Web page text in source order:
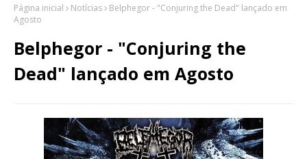
Página inicial Notícias
Belphegor - "Conjuring the Dead" lançado em
Agosto
Belphegor - "Conjuring the
Dead" lançado em Agosto